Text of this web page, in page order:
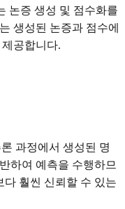
논증 생성 및 점수화를
생성된 논증과 점수에
공합니다.
과정에서 생성된 명
하여 예측을 수행하므
다 훨씬 신뢰할 수 있는